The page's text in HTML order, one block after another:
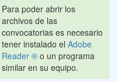
Para poder abrir los
archivos de las
convocatorias es necesario
tener instalado el Adobe
Reader ® o un programa
similar en su equipo.